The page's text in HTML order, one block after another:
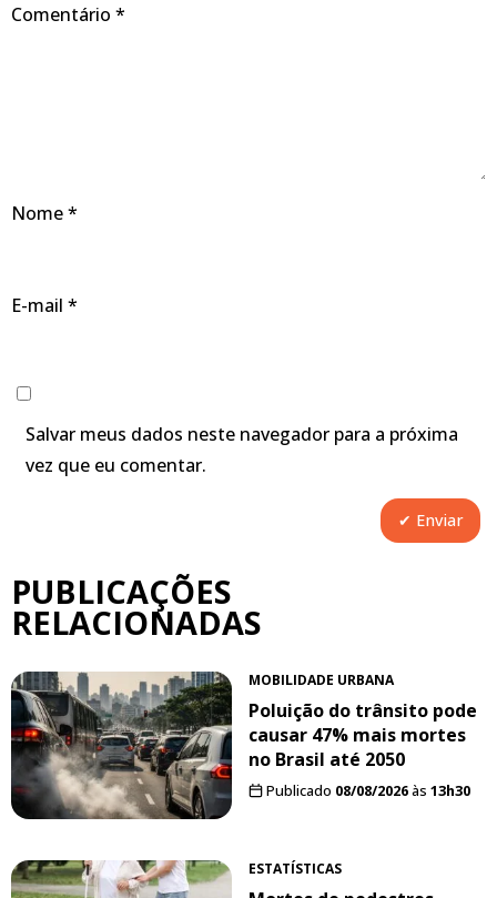
Comentário *
Nome*
E-mail *
Salvar meus dados neste navegador para a próxima
vez que eu comentar.
PUBLICAÇÕES
RELACIONADAS
MOBILIDADE URBANA
Poluição do trânsito pode
causar 47% mais mortes
no Brasil até 2050
Publicado 08/08/2026às 13h30
ESTATÍSTICAS